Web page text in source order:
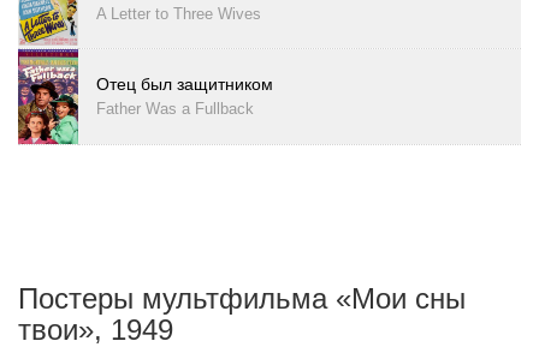
A Letter to Three Wives
Отец был защитником
Father Was a Fullback
Постеры мультфильма «Мои сны
твои», 1949